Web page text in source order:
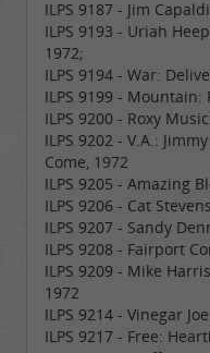
ILPS 9187 - Jim
ILPS 9193 - Uriah
1972;
ILPS 9194 - War:
ILPS 9199 - Mountain:
ILPS 9200 - Roxy
ILPS 9202 - V.A.:
Come, 1972
ILPS 9205 - Amazing
ILPS 9206 - Cat
ILPS 9207 - Sandy
ILPS 9208 - Fairport
ILPS 9209 - Mike
1972
ILPS 9214 - Vinegar
ILPS 9217 - Free: